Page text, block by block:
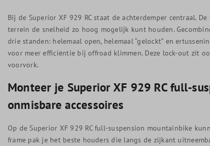
Bij de Superior XF 929 RC staat de achterdemper centraal.
terrein de snelheid zo hoog mogelijk kunt houden.
drie standen: helemaal open, helemaal “gelockt” en
voor meer efficiëntie bij offroad klimmen. Deze lock-out zit
voorvork.
Monteer je Superior XF 929 RC full-
onmisbare accessoires
Op de Superior XF 929 RC full-suspension mountainbike
frame pak je het beste houders die langs de zijkant